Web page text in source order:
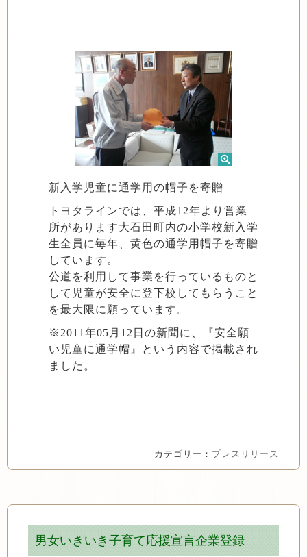
新入学児童に通学用の帽子を寄贈
トヨタラインでは、平成12年より営業
所があります大石田町内の小学校新入学
生全員に毎年、黄色の通学用帽子を寄贈
しています。
公道を利用して事業を行っているものと
して児童が安全に登下校してもらうこと
を最大限に願っています。
※2011年05月12日の新聞に、『安全願
い児童に通学帽』という内容で掲載され
ました。
カテゴリー： プレスリリース
男女いきいき子育て応援宣言企業登録